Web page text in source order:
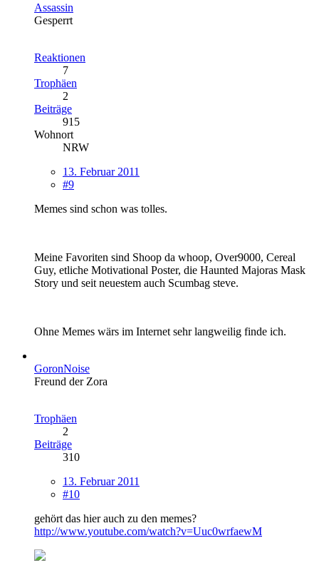
Assassin
Gesperrt
Reaktionen
7
Trophäen
2
Beiträge
915
Wohnort
NRW
13. Februar 2011
#9
Memes sind schon was tolles.
Meine Favoriten sind Shoop da whoop, Over9000, Cereal
Guy, etliche Motivational Poster, die Haunted Majoras Mask
Story und seit neuestem auch Scumbag steve.
Ohne Memes wärs im Internet sehr langweilig finde ich.
GoronNoise
Freund der Zora
Trophäen
2
Beiträge
310
13. Februar 2011
#10
gehört das hier auch zu den memes?
http://www.youtube.com/watch?v=Uuc0wrfaewM